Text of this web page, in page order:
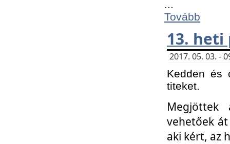
Tovább
13.
2017. 05. 03. -
Kedden és
titeket.
Megjöttek
vehetőek
aki kért, az